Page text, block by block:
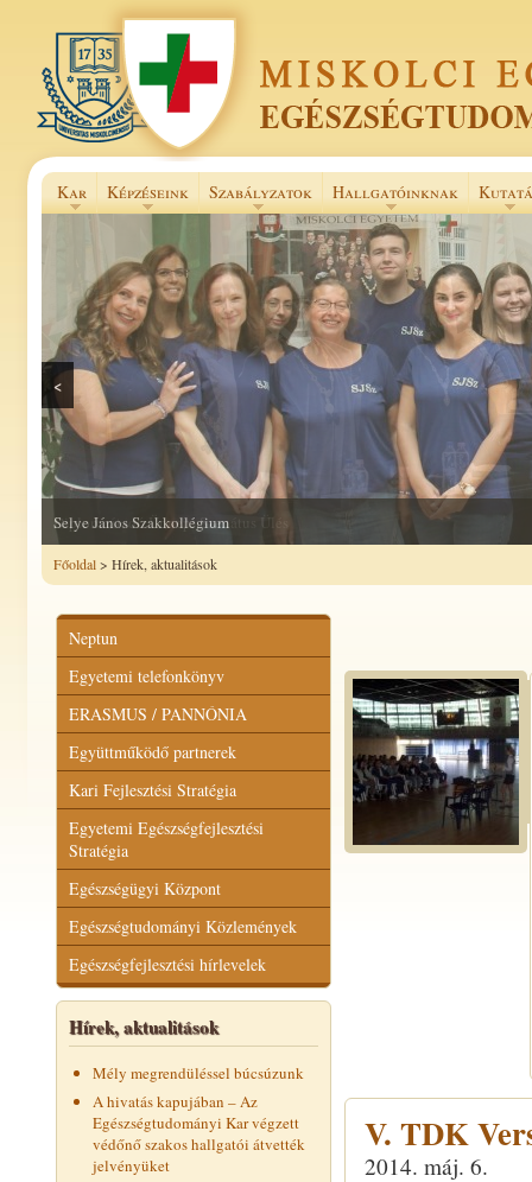
Kar Képzéseink Szabályzatok Hallgatóinknak
Selye János Szakkollégium
<
Főoldal> Hírek, aktualitások
Neptun
Egyetemi telefonkönyv
ERASMUS / PANNÓNIA
Együttműködő partnerek
Kari Fejlesztési Stratégia
Egyetemi Egészségfejlesztési
Stratégia
Egészségügyi Központ
Egészségtudományi Közlemények
Egészségfejlesztési hírlevelek
Hírek, aktualitások
Mély megrendüléssel búcsúzunk
A hivatás kapujában – Az
Egészségtudományi Kar végzett
védőnő szakos hallgatói átvették
jelvényüket
V. TDK
2014. máj. 6.